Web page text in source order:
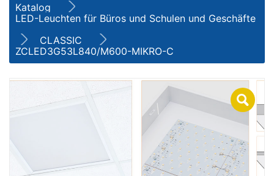
Katalog
LED-Leuchten für Büros und Schulen und Geschäfte
CLASSIC
ZCLED3G53L840/M600-MIKRO-C